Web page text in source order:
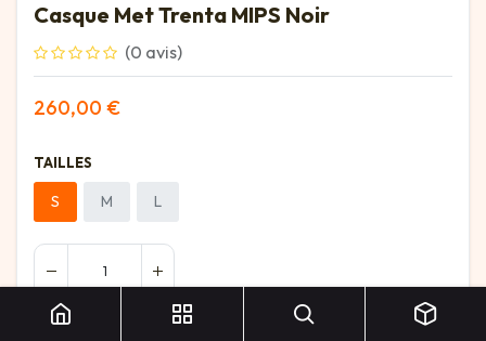
Casque Met Trenta MIPS Noir
(0 avis)
260,00 €
TAILLES
S M L